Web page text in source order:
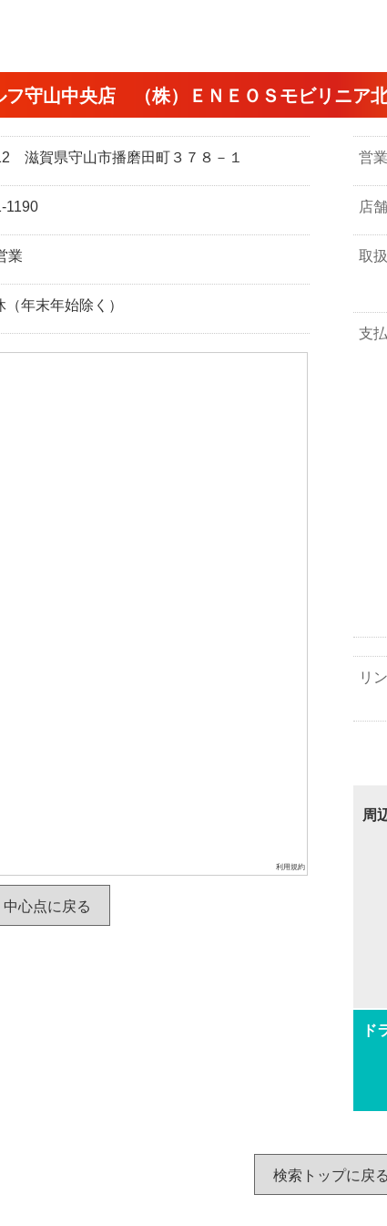
フ守山中央店 （株）ＥＮＥＯＳモビリニア
滋賀県守山市播磨田町３７８－１
1190
業
（年末年始除く）
利用規約
中心点に戻る
営
店
取
支
リ
周
ド
検索トップに戻る